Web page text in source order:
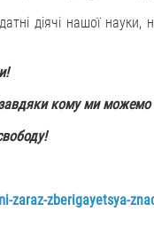
діячі нашої
кому ми
zaraz-zberigayetsya-